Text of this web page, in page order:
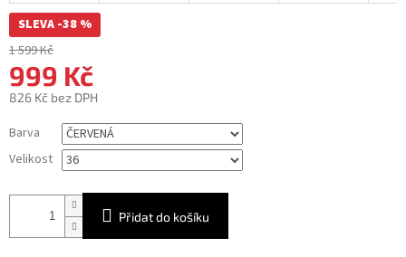
SLEVA -38 %
1 599 Kč
999 Kč
826 Kč bez DPH
cena:
Barva
Velikost
Přidat do košíku